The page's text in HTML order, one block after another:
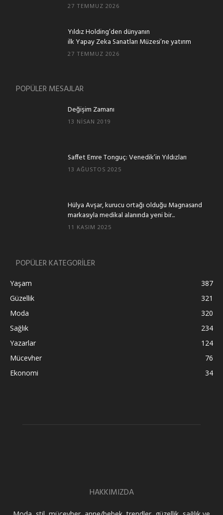
27 TEMMUZ 2026
Yıldız Holding’den dünyanın
ilk Yapay Zeka Sanatları Müzesi’ne yatırım
27 TEMMUZ 2026
POPÜLER MESAJLAR
Değişim Zamanı
13 NISAN 2019
Saffet Emre Tonguç: Venedik’in Yıldızları
13 AĞUSTOS 2025
Hülya Avşar, kurucu ortağı olduğu Magnasand
markasıyla medikal alanında yeni bir...
11 KASIM 2025
POPÜLER KATEGORİLER
Yaşam
387
Güzellik
321
Moda
320
Sağlık
234
Yazarlar
124
Mücevher
76
Ekonomi
34
HAKKIMIZDA